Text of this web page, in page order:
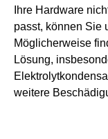
Ihre Hardware
passt, können Sie
Möglicherweise
Lösung,
weitere